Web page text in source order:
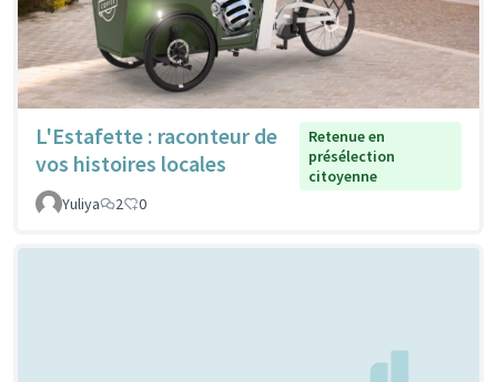
L'Estafette : raconteur de
vos histoires locales
Retenue en
présélection
citoyenne
Yuliya
2 0